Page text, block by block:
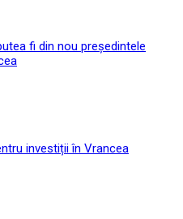
fi din nou președintele
investiții în Vrancea